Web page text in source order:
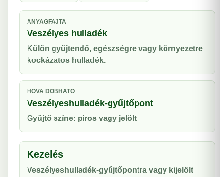
ANYAGFAJTA
Veszélyes hulladék
Külön gyűjtendő, egészségre vagy környezetre
kockázatos hulladék.
HOVA DOBHATÓ
Veszélyeshulladék-gyűjtőpont
Gyűjtő színe: piros vagy jelölt
Kezelés
Veszélyeshulladék-gyűjtőpontra vagy kijelölt